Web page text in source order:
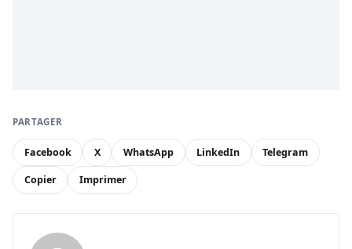
PARTAGER
Facebook X WhatsApp LinkedIn Telegram
Copier Imprimer